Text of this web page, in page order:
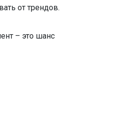
от трендов.
– это шанс